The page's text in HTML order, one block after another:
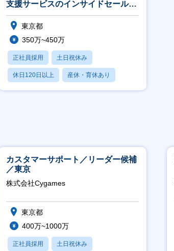
支援サービスのインサイドセールス
／第二新卒・未経験歓迎
東京都
350万~450万
正社員採用 土日祝休み
休日120日以上 産休・育休あり
月残業20時間以内
カスタマーサポート／リーダー候補
／東京
株式会社Cygames
東京都
400万~1000万
正社員採用 土日祝休み